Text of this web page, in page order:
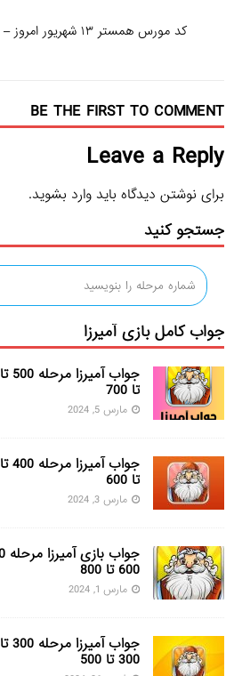
BE THE FIRST TO COMMENT
Leave a Reply
برای نوشتن دیدگاه باید وارد بشوید.
جستجو کنید
جواب کامل بازی آمیرزا
تا 700
مارس 5, 2024
تا 600
مارس 3, 2024
600 تا 800
مارس 1, 2024
300 تا 500